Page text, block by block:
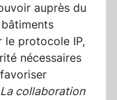
auprès du
le protocole IP,
nécessaires
La collaboration